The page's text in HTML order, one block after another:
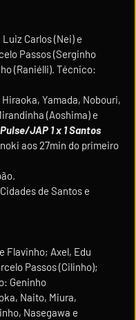
Carlos (Nei) e
Passos (Serginho
(Raniélli). Técnico:
Yamada, Nobouri,
(Aoshima) e
JAP 1 x 1 Santos
aos 27min do primeiro
de Santos e
Flavinho; Axel, Edu
Passos (Cilinho);
Geninho
Naito, Miura,
Nasegawa e